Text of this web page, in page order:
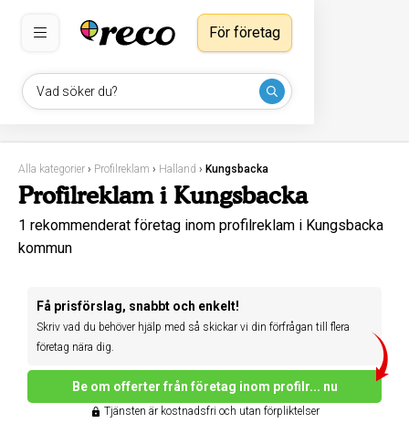
Vad söker du?
För företag
Alla kategorier › Profilreklam › Halland › Kungsbacka
Profilreklam i Kungsbacka
1 rekommenderat företag inom profilreklam i Kungsbacka
kommun
Få prisförslag, snabbt och enkelt!
Skriv vad du behöver hjälp med så skickar vi din förfrågan till flera
företag nära dig.
Be om offerter från företag inom profilr... nu
Tjänsten är kostnadsfri och utan förpliktelser